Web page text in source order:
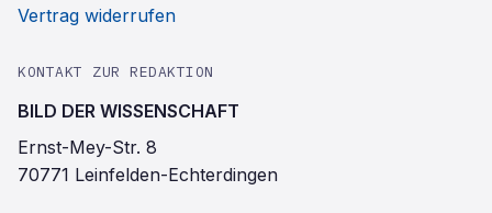
Vertrag widerrufen
KONTAKT ZUR REDAKTION
BILD DER WISSENSCHAFT
Ernst-Mey-Str. 8
70771 Leinfelden-Echterdingen